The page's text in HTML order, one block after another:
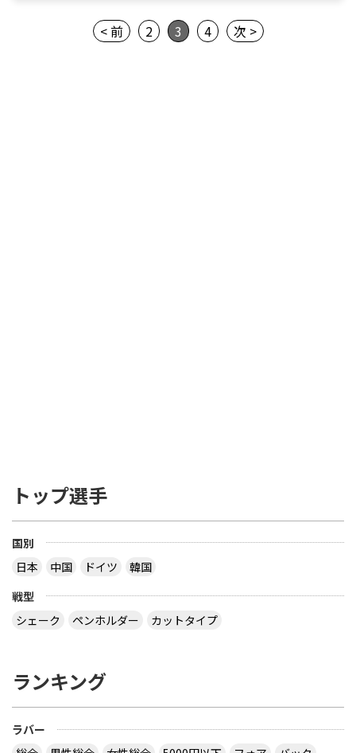
< 前 2 3 4 次 >
トップ選手
国別
日本
中国 ドイツ
韓国
戦型
シェーク
ペンホルダー カットタイプ
ランキング
ラバー